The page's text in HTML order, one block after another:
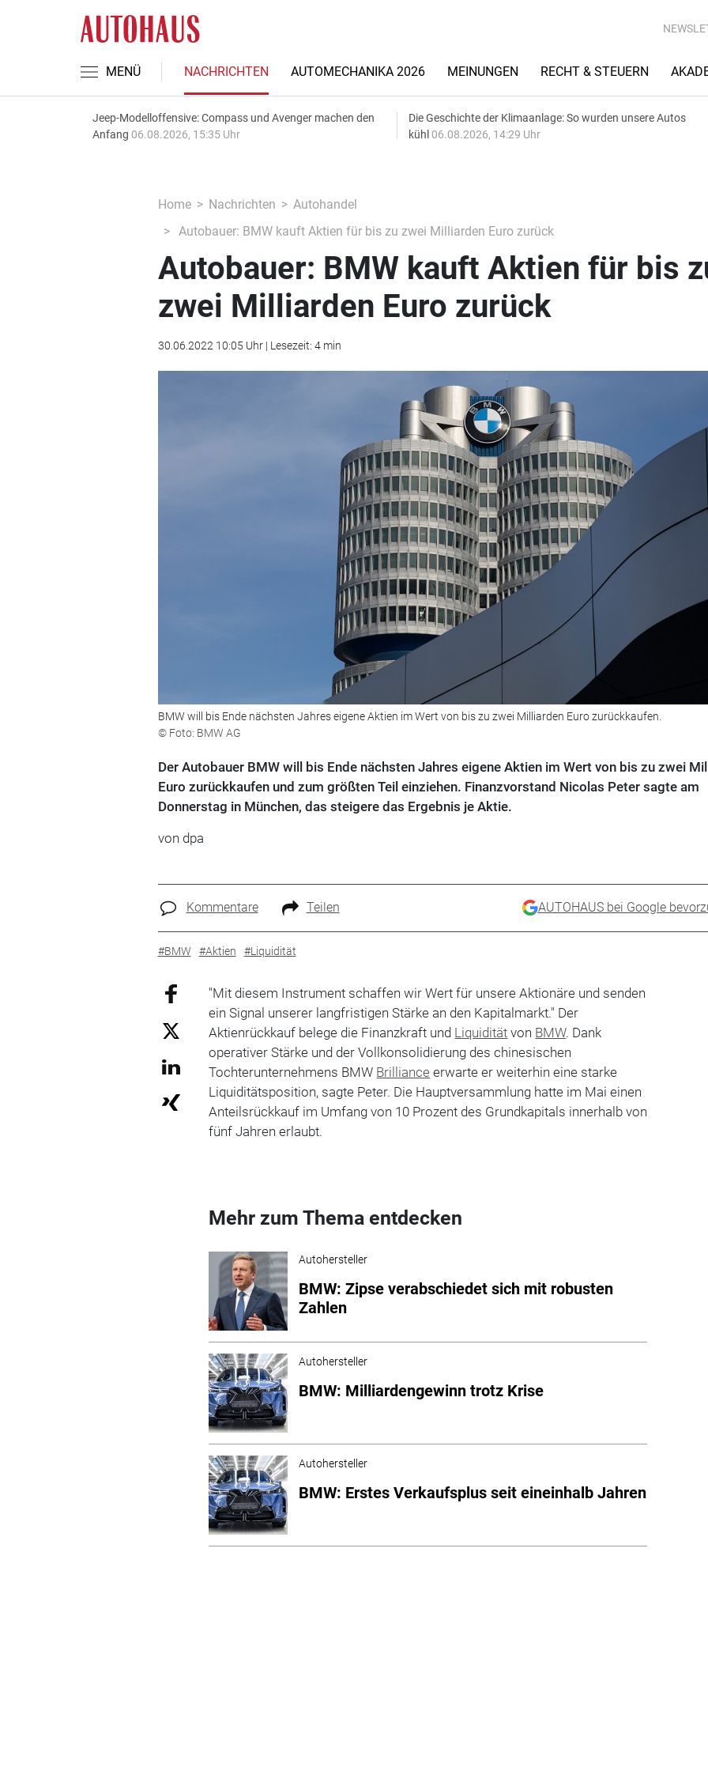
MENÜ NACHRICHTEN AUTOMECHANIKA 2026 MEINUNGEN RECHT & STEUERN
Jeep-Modelloffensive: Compass und Avenger machen den
Anfang 06.08.2026, 15:35 Uhr
Die Geschichte der Klimaanlage: So wurden unsere Autos
kühl 06.08.2026, 14:29 Uhr
Home Nachrichten
Autohandel
Autobauer: BMW kauft Aktien für bis zu zwei Milliarden Euro zurück
Autobauer: BMW kauft Aktien für bis
zwei Milliarden Euro zurück
30.06.2022 10:05 Uhr | Lesezeit: 4 min
BMW will bis Ende nächsten Jahres eigene Aktien im Wert von bis zu zwei Milliarden Euro zurückkaufen.
© Foto: BMW AG
Der Autobauer BMW will bis Ende nächsten Jahres eigene Aktien im Wert von bis zu zwei
Euro zurückkaufen und zum größten Teil einziehen. Finanzvorstand Nicolas Peter sagte am
Donnerstag in München, das steigere das Ergebnis je Aktie.
von dpa
Kommentare Teilen AUTOHAUS bei Google
#BMW #Aktien #Liquidität
"Mit diesem Instrument schaffen wir Wert für unsere Aktionäre und senden
ein Signal unserer langfristigen Stärke an den Kapitalmarkt." Der
Aktienrückkauf belege die Finanzkraft und Liquidität von BMW. Dank
operativer Stärke und der Vollkonsolidierung des chinesischen
Tochterunternehmens BMW Brilliance erwarte er weiterhin eine starke
Liquiditätsposition, sagte Peter. Die Hauptversammlung hatte im Mai einen
Anteilsrückkauf im Umfang von 10 Prozent des Grundkapitals innerhalb von
fünf Jahren erlaubt.
Mehr zum Thema entdecken
Autohersteller
BMW: Zipse verabschiedet sich mit robusten
Zahlen
Autohersteller
BMW: Milliardengewinn trotz Krise
Autohersteller
BMW: Erstes Verkaufsplus seit eineinhalb Jahren